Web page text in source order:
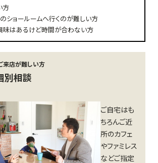
方
のショールームへ行くのが難しい方
味はあるけど時間が合わない方
来店が難しい方
別相談
ご自宅はも
ちろんご近
所のカフェ
やファミレス
などご指定